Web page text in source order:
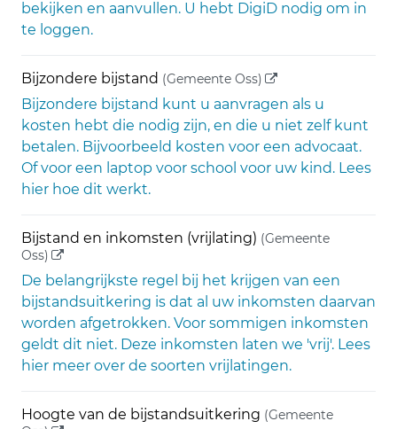
bekijken en aanvullen. U hebt DigiD nodig om in
te loggen.
Bijzondere bijstand (Gemeente Oss) (externe link)
Bijzondere bijstand kunt u aanvragen als u
kosten hebt die nodig zijn, en die u niet zelf kunt
betalen. Bijvoorbeeld kosten voor een advocaat.
Of voor een laptop voor school voor uw kind. Lees
hier hoe dit werkt.
Bijstand en inkomsten (vrijlating) (Gemeente
Oss) (externe link)
De belangrijkste regel bij het krijgen van een
bijstandsuitkering is dat al uw inkomsten daarvan
worden afgetrokken. Voor sommigen inkomsten
geldt dit niet. Deze inkomsten laten we 'vrij'. Lees
hier meer over de soorten vrijlatingen.
Hoogte van de bijstandsuitkering (Gemeente